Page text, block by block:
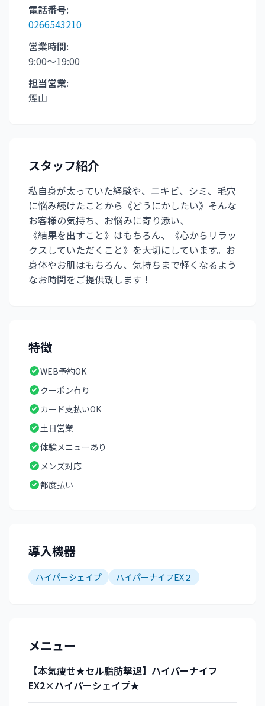
電話番号:
0266543210
営業時間:
9:00〜19:00
担当営業:
煙山
スタッフ紹介
私自身が太っていた経験や、ニキビ、シミ、毛穴
に悩み続けたことから《どうにかしたい》そんな
お客様の気持ち、お悩みに寄り添い、
《結果を出すこと》はもちろん、《心からリラッ
クスしていただくこと》を大切にしています。お
身体やお肌はもちろん、気持ちまで軽くなるよう
なお時間をご提供致します！
特徴
WEB予約OK
クーポン有り
カード支払いOK
土日営業
体験メニューあり
メンズ対応
都度払い
導入機器
ハイパーシェイプ ハイパーナイフEX２
メニュー
【本気痩せ★セル脂肪撃退】ハイパーナイフ
EX2×ハイパーシェイプ★